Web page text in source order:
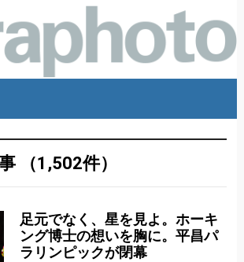
（1,502件）
足元でなく、星を見よ。ホーキ
ング博士の想いを胸に。平昌パ
ラリンピックが閉幕